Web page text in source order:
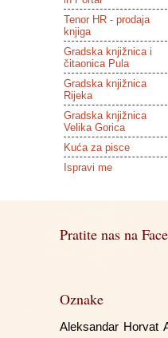
Tenor HR - prodaja
knjiga
Gradska knjižnica i
čitaonica Pula
Gradska knjižnica
Rijeka
Gradska knjižnica
Velika Gorica
Kuća za pisce
Ispravi me
Pratite nas na
Oznake
Aleksandar Horvat